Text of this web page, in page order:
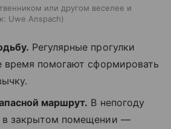
или другом веселее и
Uwe Anspach
Регулярные прогулки
время помогают сформировать
маршрут. В непогоду
в закрытом помещении —